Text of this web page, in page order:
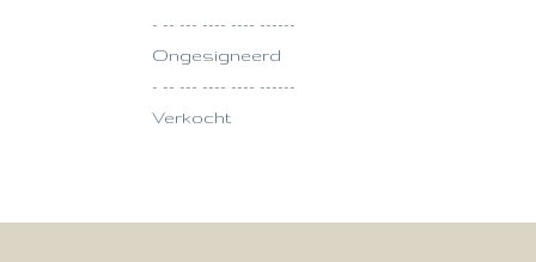
- -- --- ---- ---- ------
Ongesigneerd
- -- --- ---- ---- ------
Verkocht